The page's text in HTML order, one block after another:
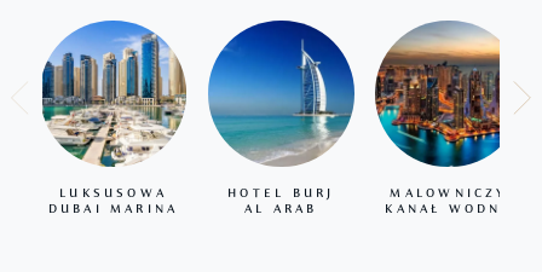
LUKSUSOWA
DUBAI MARINA
HOTEL BURJ
AL ARAB
MALOWNICZY
KANAŁ WODNY